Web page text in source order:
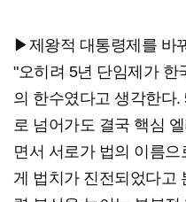
▶제왕적 대통령제를 바
"오히려 5년 단임제가 한
의 한수였다고 생각한다
로 넘어가도 결국 핵심
면서 서로가 법의 이름
게 법치가 진전되었다고